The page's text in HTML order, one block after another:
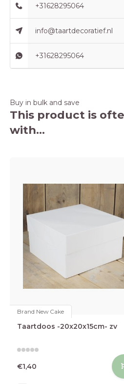
+31628295064
info@taartdecoratief.nl
+31628295064
Buy in bulk and save
This product is
with...
Brand New Cake
Taartdoos -20x20x15cm- zv
€1,40